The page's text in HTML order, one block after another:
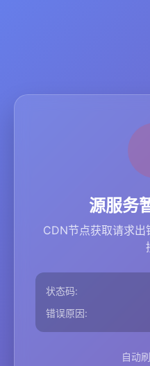
源服务
CDN节点获取请求
状态码:
错误原因:
自动